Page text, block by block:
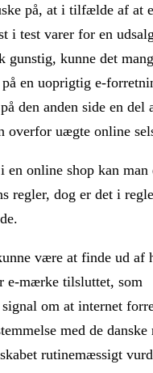
på, at i tilfælde af at
i test varer for en
gunstig, kunne det
en uoprigtig e-
den anden side en del
overfor uægte online
en online shop kan man
regler, dog er det i
være at finde ud af
e-mærke tilsluttet, som
om at internet
med de danske
rutinemæssigt